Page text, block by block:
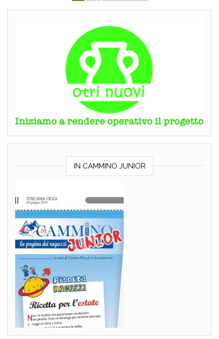
IN CAMMINO JUNIOR